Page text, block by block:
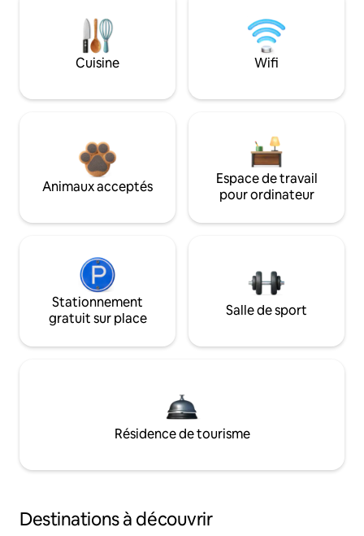
Cuisine Wifi
Animaux acceptés
Espace de travail
pour ordinateur
Stationnement
gratuit sur place
Salle de sport
Résidence de tourisme
Destinations à découvrir